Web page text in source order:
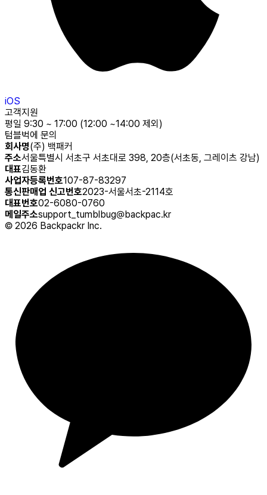
iOS
고객지원
평일 9:30 ~ 17:00 (12:00 ~14:00 제외)
텀블벅에 문의
회사명(주) 백패커
주소서울특별시 서초구 서초대로 398, 20층(서초동, 그레이츠 강남)
대표김동환
사업자등록번호107-87-83297
통신판매업 신고번호2023-서울서초-2114호
대표번호02-6080-0760
메일주소support_tumblbug@backpac.kr
© 2026 Backpackr Inc.